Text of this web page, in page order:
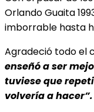
Orlando Guaita
imborrable hasta
Agradeció todo el
enseñó a ser
tuviese que
volvería a hacer”.